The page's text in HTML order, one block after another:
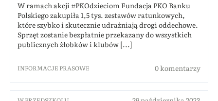
W ramach akcji #PKOdzieciom Fundacja PKO Banku
Polskiego zakupiła 1,5 tys. zestawów ratunkowych,
które szybko i skutecznie udrażniają drogi oddechowe.
Sprzęt zostanie bezpłatnie przekazany do wszystkich
publicznych żłobków i klubów [...]
INFORMACJE PRASOWE 0 komentarzy